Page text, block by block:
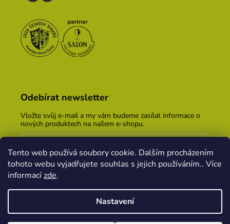
Tento web používá soubory cookie. Dalším procházením
tohoto webu vyjadřujete souhlas s jejich používáním.. Více
informacízde.
Nastavení
Odebírat newsletter
Vložte svůj e-mail a my vám budeme zasílat informace o
nových produktech na našem e-shopu.
Vložením e-mailu souhlasíte spodmínkami ochrany
osobních údajů
PŘIHLÁSIT SE